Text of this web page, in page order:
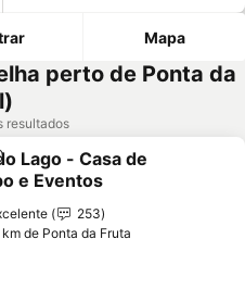
Mapa
perto de Ponta da
resultados
aos favoritos
Lago - Casa de
e Eventos
253
km de Ponta da Fruta